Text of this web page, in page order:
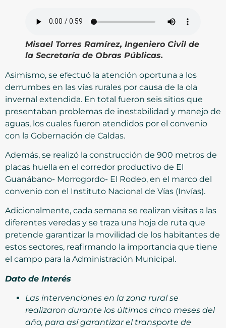
Misael Torres Ramírez, Ingeniero Civil de
la Secretaría de Obras Públicas.
Asimismo, se efectuó la atención oportuna a los
derrumbes en las vías rurales por causa de la ola
invernal extendida. En total fueron seis sitios que
presentaban problemas de inestabilidad y manejo de
aguas, los cuales fueron atendidos por el convenio
con la Gobernación de Caldas.
Además, se realizó la construcción de 900 metros de
placas huella en el corredor productivo de El
Guanábano- Morrogordo- El Rodeo, en el marco del
convenio con el Instituto Nacional de Vías (Invías).
Adicionalmente, cada semana se realizan visitas a las
diferentes veredas y se traza una hoja de ruta que
pretende garantizar la movilidad de los habitantes de
estos sectores, reafirmando la importancia que tiene
el campo para la Administración Municipal.
Dato de Interés
Las intervenciones en la zona rural se
realizaron durante los últimos cinco meses del
año, para así garantizar el transporte de